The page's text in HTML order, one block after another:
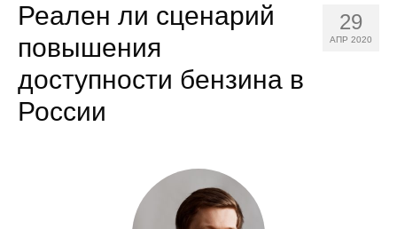
Научные подразделения
Сотрудники
29
АПР 2020
Реален ли сценарий
повышения
доступности бензина в
России